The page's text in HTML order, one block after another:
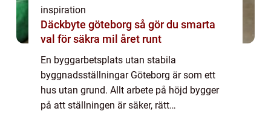
inspiration
Däckbyte göteborg så gör du smarta
val för säkra mil året runt
En byggarbetsplats utan stabila
byggnadsställningar Göteborg är som ett
hus utan grund. Allt arbete på höjd bygger
på att ställningen är säker, rätt